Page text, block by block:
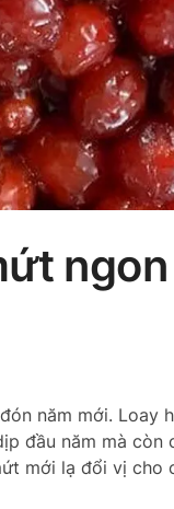
năm mới. Loay
đầu năm mà
mới lạ đổi vị cho